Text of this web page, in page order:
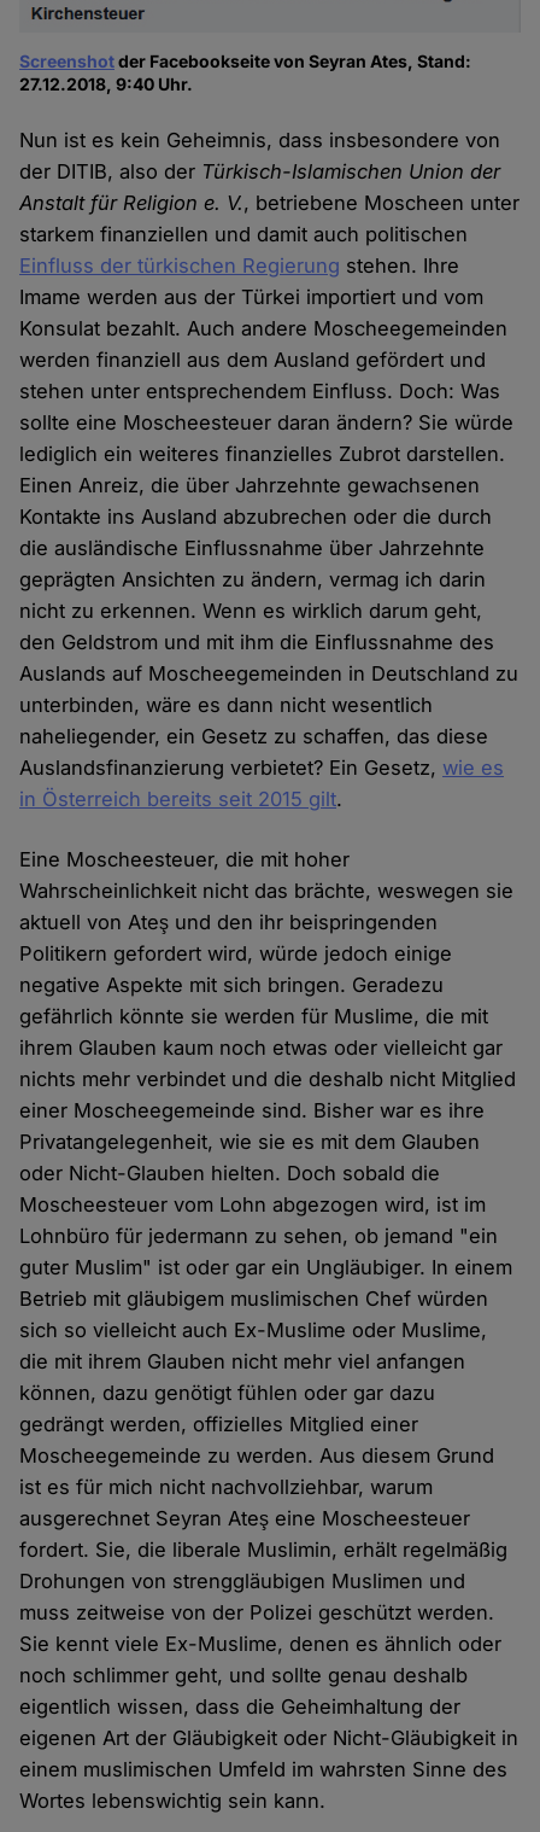
Screenshotder Facebookseite von Seyran Ates, Stand:
27.12.2018, 9:40 Uhr.
Nun ist es kein Geheimnis, dass insbesondere von
der DITIB, also der Türkisch-Islamischen Union der
Anstalt für Religion e. V., betriebene Moscheen unter
starkem finanziellen und damit auch politischen
Einfluss der türkischen Regierung stehen. Ihre
Imame werden aus der Türkei importiert und vom
Konsulat bezahlt. Auch andere Moscheegemeinden
werden finanziell aus dem Ausland gefördert und
stehen unter entsprechendem Einfluss. Doch: Was
sollte eine Moscheesteuer daran ändern? Sie würde
lediglich ein weiteres finanzielles Zubrot darstellen.
Einen Anreiz, die über Jahrzehnte gewachsenen
Kontakte ins Ausland abzubrechen oder die durch
die ausländische Einflussnahme über Jahrzehnte
geprägten Ansichten zu ändern, vermag ich darin
nicht zu erkennen. Wenn es wirklich darum geht,
den Geldstrom und mit ihm die Einflussnahme des
Auslands auf Moscheegemeinden in Deutschland zu
unterbinden, wäre es dann nicht wesentlich
naheliegender, ein Gesetz zu schaffen, das diese
Auslandsfinanzierung verbietet? Ein Gesetz, wie es
in Österreich bereits seit 2015 gilt.
Eine Moscheesteuer, die mit hoher
Wahrscheinlichkeit nicht das brächte, weswegen sie
aktuell von Ateş und den ihr beispringenden
Politikern gefordert wird, würde jedoch einige
negative Aspekte mit sich bringen. Geradezu
gefährlich könnte sie werden für Muslime, die mit
ihrem Glauben kaum noch etwas oder vielleicht gar
nichts mehr verbindet und die deshalb nicht Mitglied
einer Moscheegemeinde sind. Bisher war es ihre
Privatangelegenheit, wie sie es mit dem Glauben
oder Nicht-Glauben hielten. Doch sobald die
Moscheesteuer vom Lohn abgezogen wird, ist im
Lohnbüro für jedermann zu sehen, ob jemand "ein
guter Muslim" ist oder gar ein Ungläubiger. In einem
Betrieb mit gläubigem muslimischen Chef würden
sich so vielleicht auch Ex-Muslime oder Muslime,
die mit ihrem Glauben nicht mehr viel anfangen
können, dazu genötigt fühlen oder gar dazu
gedrängt werden, offizielles Mitglied einer
Moscheegemeinde zu werden. Aus diesem Grund
ist es für mich nicht nachvollziehbar, warum
ausgerechnet Seyran Ateş eine Moscheesteuer
fordert. Sie, die liberale Muslimin, erhält regelmäßig
Drohungen von strenggläubigen Muslimen und
muss zeitweise von der Polizei geschützt werden.
Sie kennt viele Ex-Muslime, denen es ähnlich oder
noch schlimmer geht, und sollte genau deshalb
eigentlich wissen, dass die Geheimhaltung der
eigenen Art der Gläubigkeit oder Nicht-Gläubigkeit in
einem muslimischen Umfeld im wahrsten Sinne des
Wortes lebenswichtig sein kann.